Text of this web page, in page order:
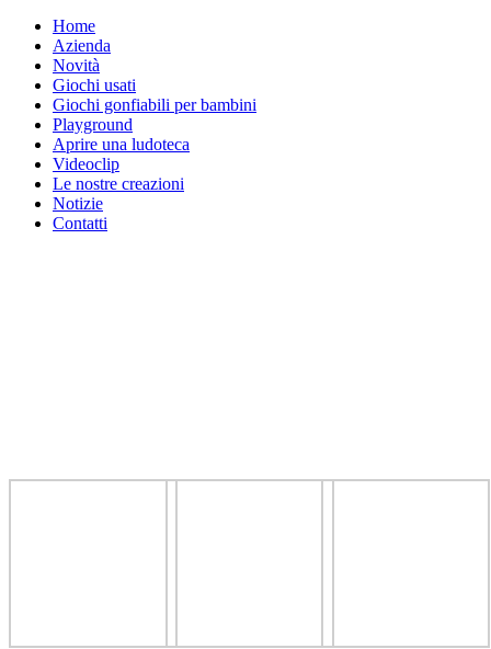
Home
Azienda
Novità
Giochi usati
Giochi gonfiabili per bambini
Playground
Aprire una ludoteca
Videoclip
Le nostre creazioni
Notizie
Contatti